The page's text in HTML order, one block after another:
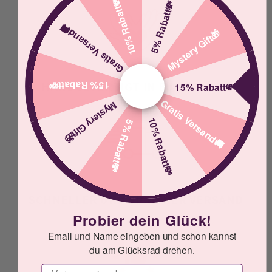
HANDGEFERTIGT IN EUGENDORF
SCHNELLER UND SICHERER VERSAND
5% Rabatt💸
Mystery Gift🎁
15% Rabatt💸
Gratis Versand🚚
10% Rabatt💸
5% Rabatt💸
Mystery Gift🎁
15% Rabatt💸
Gratis Versand🚚
10% Rabatt💸
Probier dein Glück!
Email und Name eingeben und schon kannst
du am Glücksrad drehen.